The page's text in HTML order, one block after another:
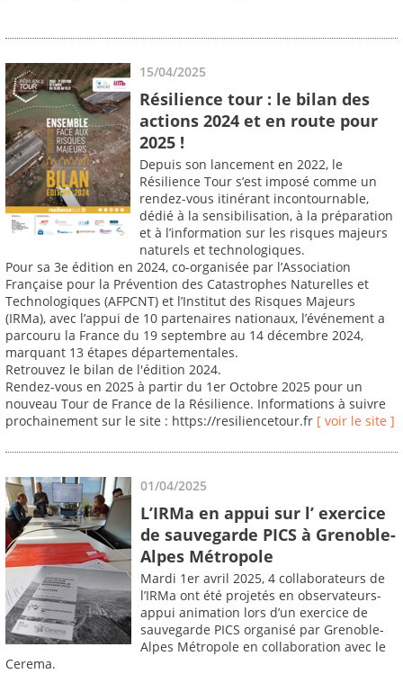
15/04/2025
Résilience tour : le bilan des
actions 2024 et en route pour
2025 !
Depuis son lancement en 2022, le
Résilience Tour s’est imposé comme un
rendez-vous itinérant incontournable,
dédié à la sensibilisation, à la préparation
et à l’information sur les risques majeurs
naturels et technologiques.
Pour sa 3e édition en 2024, co-organisée par l’Association
Française pour la Prévention des Catastrophes Naturelles et
Technologiques (AFPCNT) et l’Institut des Risques Majeurs
(IRMa), avec l’appui de 10 partenaires nationaux, l’événement a
parcouru la France du 19 septembre au 14 décembre 2024,
marquant 13 étapes départementales.
Retrouvez le bilan de l'édition 2024.
Rendez-vous en 2025 à partir du 1er Octobre 2025 pour un
nouveau Tour de France de la Résilience. Informations à suivre
prochainement sur le site : https://resiliencetour.fr [ voir le site ]
01/04/2025
L’IRMa en appui sur l’ exercice
de sauvegarde PICS à Grenoble-
Alpes Métropole
Mardi 1er avril 2025, 4 collaborateurs de
l’IRMa ont été projetés en observateurs-
appui animation lors d’un exercice de
sauvegarde PICS organisé par Grenoble-
Alpes Métropole en collaboration avec le
Cerema.